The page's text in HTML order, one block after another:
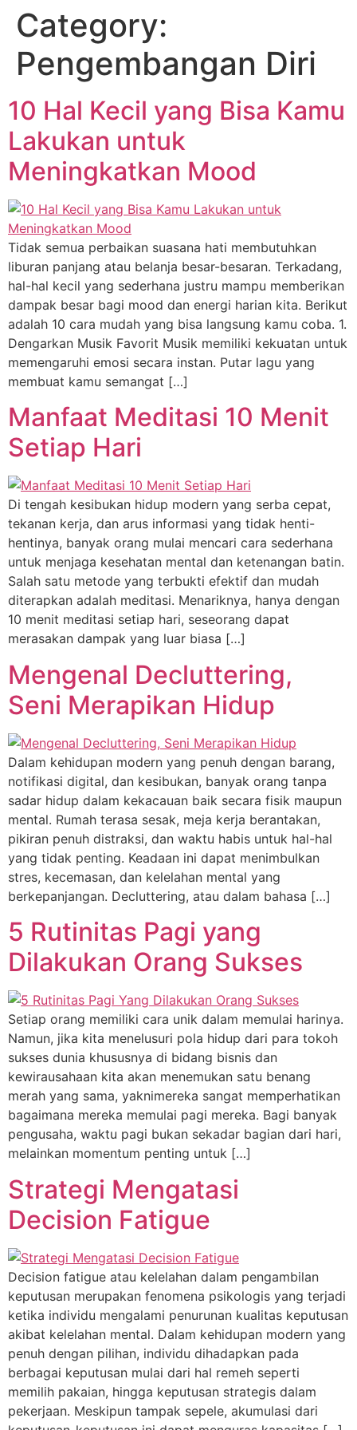
Category:
Pengembangan Diri
10 Hal Kecil yang Bisa Kamu
Lakukan untuk
Meningkatkan Mood
Tidak semua perbaikan suasana hati membutuhkan
liburan panjang atau belanja besar-besaran. Terkadang,
hal-hal kecil yang sederhana justru mampu memberikan
dampak besar bagi mood dan energi harian kita. Berikut
adalah 10 cara mudah yang bisa langsung kamu coba. 1.
Dengarkan Musik Favorit Musik memiliki kekuatan untuk
memengaruhi emosi secara instan. Putar lagu yang
membuat kamu semangat […]
Manfaat Meditasi 10 Menit
Setiap Hari
Di tengah kesibukan hidup modern yang serba cepat,
tekanan kerja, dan arus informasi yang tidak henti-
hentinya, banyak orang mulai mencari cara sederhana
untuk menjaga kesehatan mental dan ketenangan batin.
Salah satu metode yang terbukti efektif dan mudah
diterapkan adalah meditasi. Menariknya, hanya dengan
10 menit meditasi setiap hari, seseorang dapat
merasakan dampak yang luar biasa […]
Mengenal Decluttering,
Seni Merapikan Hidup
Dalam kehidupan modern yang penuh dengan barang,
notifikasi digital, dan kesibukan, banyak orang tanpa
sadar hidup dalam kekacauan baik secara fisik maupun
mental. Rumah terasa sesak, meja kerja berantakan,
pikiran penuh distraksi, dan waktu habis untuk hal-hal
yang tidak penting. Keadaan ini dapat menimbulkan
stres, kecemasan, dan kelelahan mental yang
berkepanjangan. Decluttering, atau dalam bahasa […]
5 Rutinitas Pagi yang
Dilakukan Orang Sukses
Setiap orang memiliki cara unik dalam memulai harinya.
Namun, jika kita menelusuri pola hidup dari para tokoh
sukses dunia khususnya di bidang bisnis dan
kewirausahaan kita akan menemukan satu benang
merah yang sama, yaknimereka sangat memperhatikan
bagaimana mereka memulai pagi mereka. Bagi banyak
pengusaha, waktu pagi bukan sekadar bagian dari hari,
melainkan momentum penting untuk […]
Strategi Mengatasi
Decision Fatigue
Decision fatigue atau kelelahan dalam pengambilan
keputusan merupakan fenomena psikologis yang terjadi
ketika individu mengalami penurunan kualitas keputusan
akibat kelelahan mental. Dalam kehidupan modern yang
penuh dengan pilihan, individu dihadapkan pada
berbagai keputusan mulai dari hal remeh seperti
memilih pakaian, hingga keputusan strategis dalam
pekerjaan. Meskipun tampak sepele, akumulasi dari